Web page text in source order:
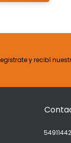
y recibí